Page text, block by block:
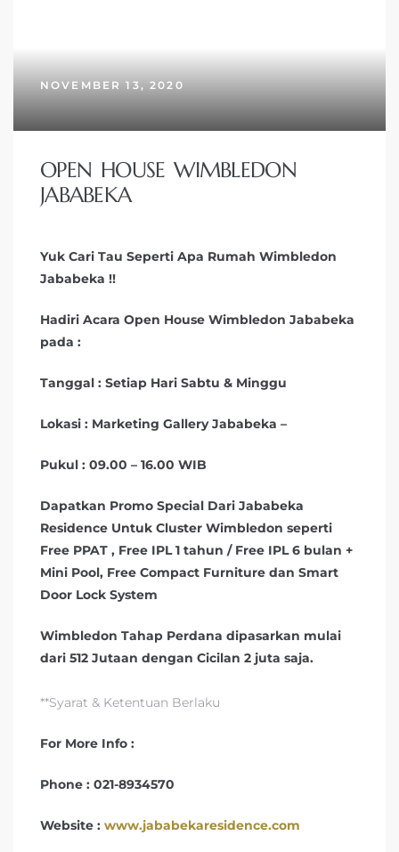
NOVEMBER 13, 2020
OPEN HOUSE WIMBLEDON
JABABEKA
Yuk Cari Tau Seperti Apa Rumah Wimbledon
Jababeka !!
Hadiri Acara Open House Wimbledon Jababeka
pada :
Tanggal : Setiap Hari Sabtu & Minggu
Lokasi : Marketing Gallery Jababeka –
Pukul : 09.00 – 16.00 WIB
Dapatkan Promo Special Dari Jababeka
Residence Untuk Cluster Wimbledon seperti
Free PPAT , Free IPL 1 tahun / Free IPL 6 bulan +
Mini Pool, Free Compact Furniture dan Smart
Door Lock System
Wimbledon Tahap Perdana dipasarkan mulai
dari 512 Jutaan dengan Cicilan 2 juta saja.
**Syarat & Ketentuan Berlaku
For More Info :
Phone : 021-8934570
Website : www.jababekaresidence.com